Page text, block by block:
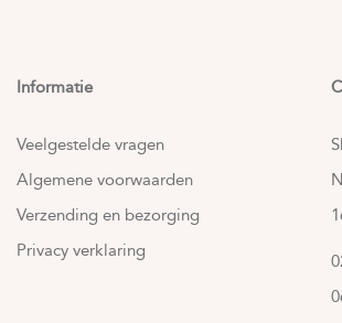
Informatie
Veelgestelde vragen
Algemene voorwaarden
Verzending en bezorging
Privacy verklaring